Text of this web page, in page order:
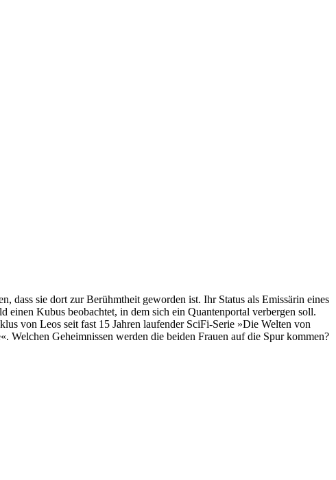
dass sie dort zur Berühmtheit geworden ist. Ihr Status als Emissärin eines
einen Kubus beobachtet, in dem sich ein Quantenportal verbergen soll.
von Leos seit fast 15 Jahren laufender SciFi-Serie »Die Welten von
Geheimnissen werden die beiden Frauen auf die Spur kommen?